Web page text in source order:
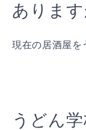
あります
現在の居酒屋を
うどん